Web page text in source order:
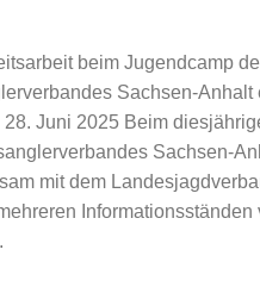
beim Jugendcamp
Sachsen-Anhalt
28. Juni 2025 Beim
Sachsen-
mit dem
Informationsständen